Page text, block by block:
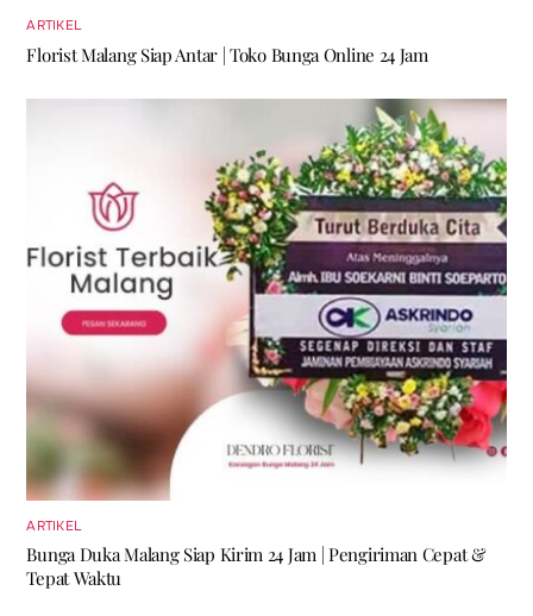
ARTIKEL
Florist Malang Siap Antar | Toko Bunga Online 24 Jam
ARTIKEL
Bunga Duka Malang Siap Kirim 24 Jam | Pengiriman Cepat &
Tepat Waktu